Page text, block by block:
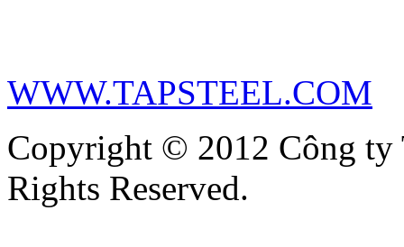
WWW.TAPSTEEL.COM
Copyright © 2012 Công
Rights Reserved.